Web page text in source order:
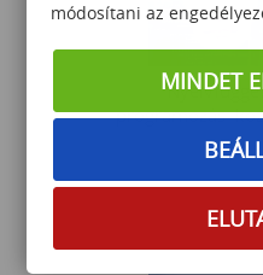
145 000
módosítani az
MINDET